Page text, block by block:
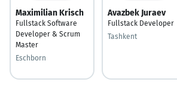
Maximilian Krisch
Fullstack Software
Developer & Scrum
Master
Eschborn
Avazbek Juraev
Fullstack Developer
Tashkent